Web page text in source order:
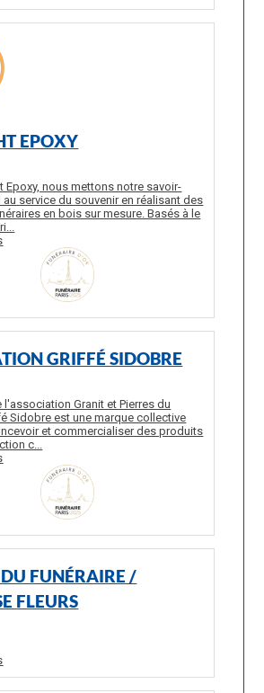
EPOXY
Epoxy, nous mettons notre savoir-
service du souvenir en réalisant des
en bois sur mesure. Basés à le
GRIFFÉ SIDOBRE
l'association Granit et Pierres du
Sidobre est une marque collective
et commercialiser des produits
c...
FUNÉRAIRE /
FLEURS